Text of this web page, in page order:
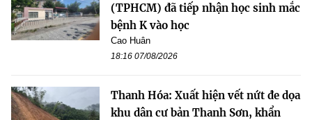
(TPHCM) đã tiếp nhận học sinh mắc
bệnh K vào học
Cao Huân
18:16 07/08/2026
Thanh Hóa: Xuất hiện vết nứt đe dọa
khu dân cư bản Thanh Sơn, khẩn